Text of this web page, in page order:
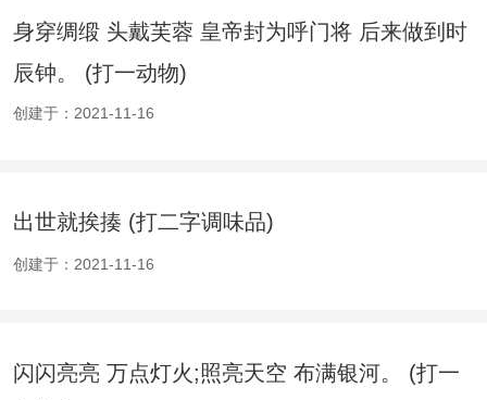
身穿绸缎 头戴芙蓉 皇帝封为呼门将 后来做到时
辰钟。 (打一动物)
创建于：2021-11-16
出世就挨揍 (打二字调味品)
创建于：2021-11-16
闪闪亮亮 万点灯火;照亮天空 布满银河。 (打一